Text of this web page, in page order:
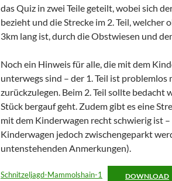
das Quiz in zwei Teile geteilt, wobei sich
bezieht und die Strecke im 2. Teil, welcher
3km lang ist, durch die Obstwiesen und
Noch ein Hinweis für alle, die mit dem
unterwegs sind – der 1. Teil ist problemlos
zurückzulegen. Beim 2. Teil sollte bedacht
Stück bergauf geht. Zudem gibt es eine
mit dem Kinderwagen recht schwierig ist
Kinderwagen jedoch zwischengeparkt
untenstehenden Anmerkungen).
Schnitzeljagd-Mammolshain-1 DOWNLOAD